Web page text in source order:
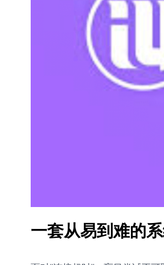
一套从易到难的